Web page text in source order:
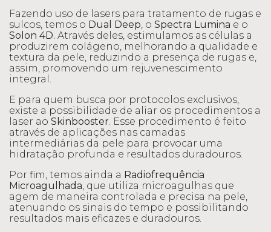
Fazendo uso de lasers para tratamento de rugas e
sulcos, temos o Dual Deep, o Spectra Lumina e o
Solon 4D. Através deles, estimulamos as células a
produzirem colágeno, melhorando a qualidade e
textura da pele, reduzindo a presença de rugas e,
assim, promovendo um rejuvenescimento
integral.
E para quem busca por protocolos exclusivos,
existe a possibilidade de aliar os procedimentos a
laser ao Skinbooster. Esse procedimento é feito
através de aplicações nas camadas
intermediárias da pele para provocar uma
hidratação profunda e resultados duradouros.
Por fim, temos ainda a Radiofrequência
Microagulhada, que utiliza microagulhas que
agem de maneira controlada e precisa na pele,
atenuando os sinais do tempo e possibilitando
resultados mais eficazes e duradouros.